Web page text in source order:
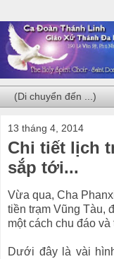
13 tháng 4, 2014
Chi tiết lịch
sắp tới...
Vừa qua, Cha
tiền trạm Vũng Tàu,
một cách chu đáo và
Dưới đây là vài